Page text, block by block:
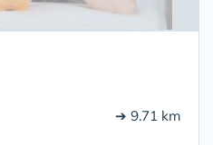
➔ 9.71 km